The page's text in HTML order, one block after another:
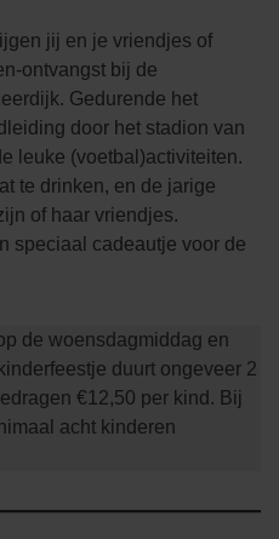
jij en je vriendjes of
ontvangst bij de
Gedurende het
door het stadion van
leuke (voetbal)activiteiten.
te drinken, en de jarige
of haar vriendjes.
speciaal cadeautje voor de
de woensdagmiddag en
duurt ongeveer 2
€12,50 per kind. Bij
acht kinderen